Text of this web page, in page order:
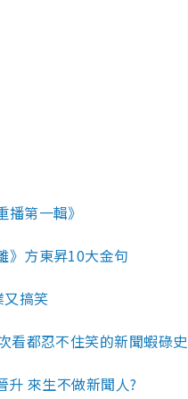
第一輯》
》方東昇10大金句
搞笑
看都忍不住笑的新聞蝦碌史
升 來生不做新聞人?